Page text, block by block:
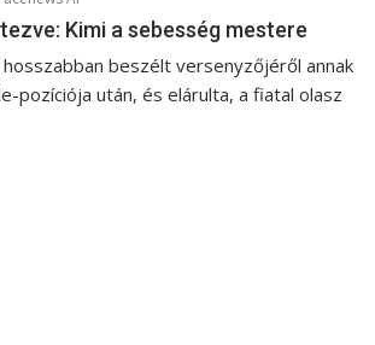
Kimi a sebesség mestere
beszélt versenyzőjéről annak
pozíciója után, és elárulta, a fiatal olasz